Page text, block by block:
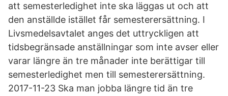
att semesterledighet inte ska läggas ut och att
den anställde istället får semesterersättning. I
Livsmedelsavtalet anges det uttryckligen att
tidsbegränsade anställningar som inte avser eller
varar längre än tre månader inte berättigar till
semesterledighet men till semesterersättning.
2017-11-23 Ska man jobba längre tid än tre